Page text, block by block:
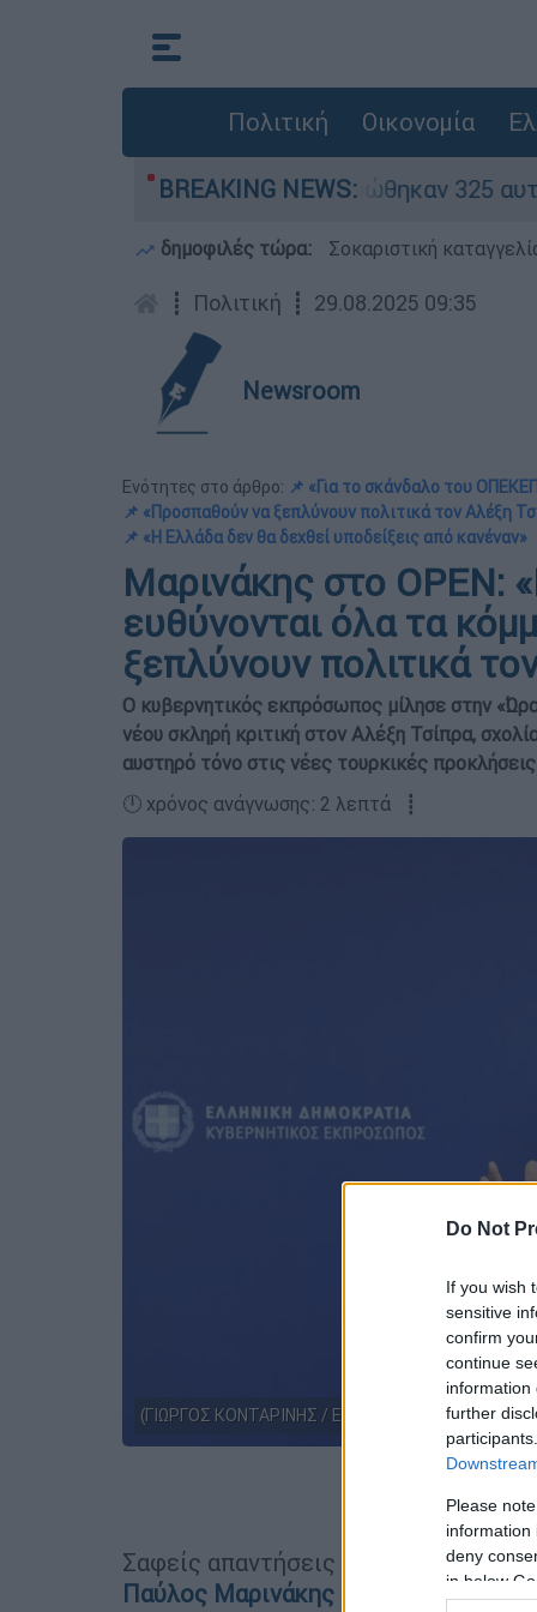
Do Not
If you wish
sensitive
confirm
continue
information
further
Please
information
deny
in below
Πολιτική Οικονομία
BREAKING NEWS:
«κόκκινα» - Ολοκληρώθηκαν 325 αυτοψίες
δημοφιλές τώρα: Σοκαριστική
┋ Πολιτική ┋ 29.08.2025 09:35
Newsroom
Ενότητες στο άρθρο: 📌 «Για το σκάνδαλο του
📌 «Προσπαθούν να ξεπλύνουν πολιτικά τον Αλέξη
📌 «Η Ελλάδα δεν θα δεχθεί υποδείξεις από κανέναν»
Μαρινάκης στο OPEN:
ευθύνονται όλα τα
ξεπλύνουν πολιτικά
Ο κυβερνητικός εκπρόσωπος μίλησε στην
νέου σκληρή κριτική στον Αλέξη Τσίπρα,
αυστηρό τόνο στις νέες τουρκικές προκλήσεις
🕛 χρόνος ανάγνωσης: 2 λεπτά ┋
(ΓΙΩΡΓΟΣ ΚΟΝΤΑΡΙΝΗΣ / EUROKINISSI)
Σαφείς απαντήσεις σε όλα τα
Παύλος Μαρινάκης μιλώντας στην